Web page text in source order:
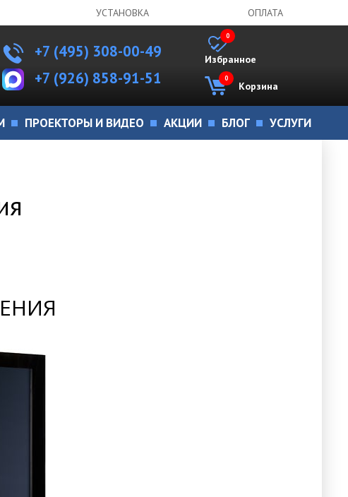
УСТАНОВКА ОПЛАТА
+7 (495) 308-00-49
+7 (926) 858-91-51
Избранное
0
Корзина
0
ПРОЕКТОРЫ И ВИДЕО АКЦИИ БЛОГ УСЛУГИ